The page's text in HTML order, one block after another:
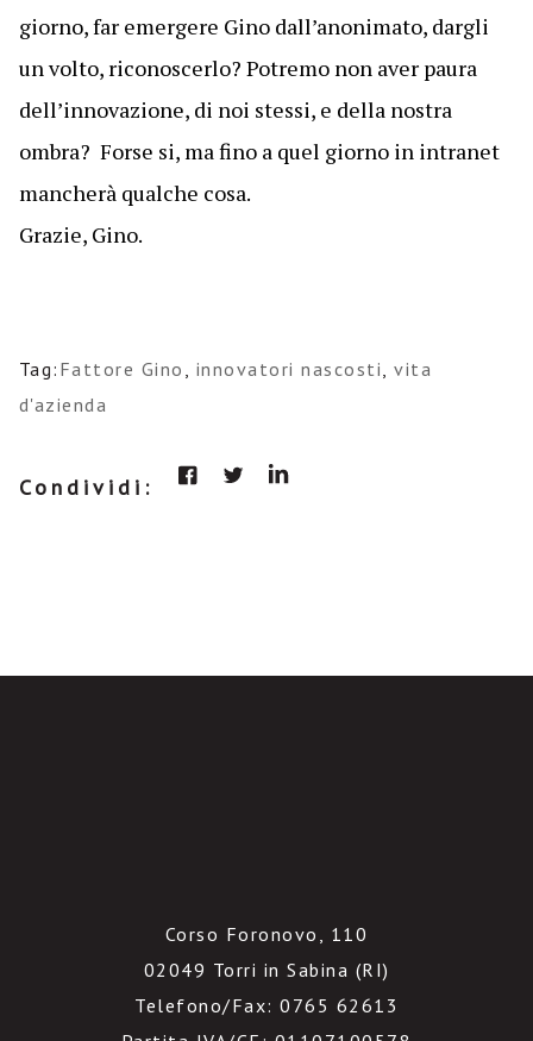
giorno, far emergere Gino dall’anonimato, dargli
un volto, riconoscerlo? Potremo non aver paura
dell’innovazione, di noi stessi, e della nostra
ombra? Forse si, ma fino a quel giorno in intranet
mancherà qualche cosa.
Grazie, Gino.
Tag: Fattore Gino , innovatori nascosti,vita
d'azienda
Condividi:
Corso Foronovo, 110
02049 Torri in Sabina (RI)
Telefono/Fax: 0765 62613